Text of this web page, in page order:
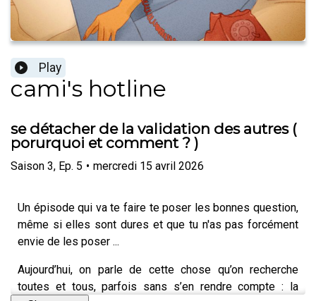
Play
cami's hotline
se détacher de la validation des autres (
porurquoi et comment ? )
Saison 3, Ep. 5 • mercredi 15 avril 2026
Un épisode qui va te faire te poser les bonnes question,
même si elles sont dures et que tu n'as pas forcément
envie de les poser ...
Aujourd’hui, on parle de cette chose qu’on recherche
toutes et tous, parfois sans s’en rendre compte : la